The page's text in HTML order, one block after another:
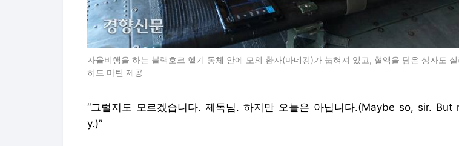
자율비행을 하는 블랙호크 헬기 동체 안에 모의 환자(마네킹)가 눕혀져 있고, 혈액을 담은 상자도
히드 마틴 제공
“그럴지도 모르겠습니다. 제독님. 하지만 오늘은 아닙니다.(Maybe so, sir.
y.)”